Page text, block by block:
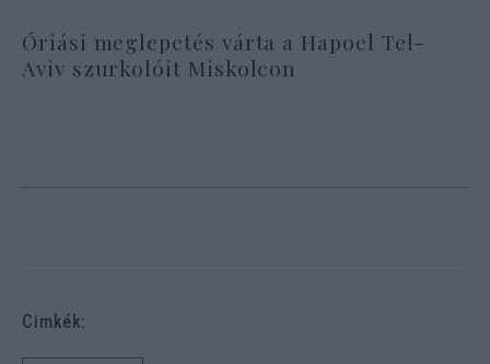
Óriási meglepetés várta a Hapoel Tel-
Aviv szurkolóit Miskolcon
Cimkék: